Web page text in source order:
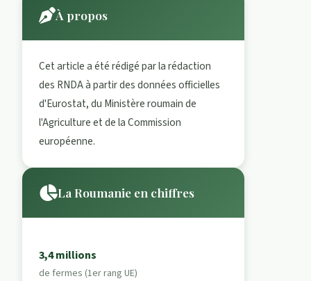
À propos
Cet article a été rédigé par la rédaction
des RNDA à partir des données officielles
d'Eurostat, du Ministère roumain de
l'Agriculture et de la Commission
européenne.
La Roumanie en chiffres
3,4 millions
de fermes (1er rang UE)